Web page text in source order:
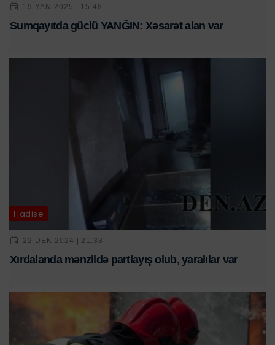
19 YAN 2025 | 15:48
Sumqayıtda güclü YANĞIN: Xəsarət alan var
Hadisə
22 DEK 2024 | 21:33
Xırdalanda mənzildə partlayış olub, yaralılar var